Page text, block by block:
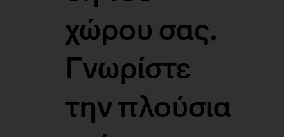
χώρου σας.
Γνωρίστε
την πλούσια